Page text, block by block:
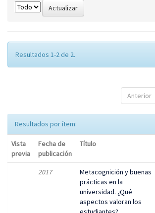
Resultados 1-2 de 2.
Anterior
Resultados por ítem:
Vista
previa
Fecha de
publicación
Título
2017
Metacognición y buenas
prácticas en la
universidad. ¿Qué
aspectos valoran los